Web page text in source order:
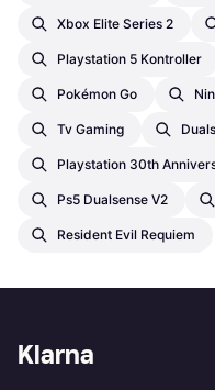
Xbox Elite Series 2
Playstation 5 Kontroller
Pokémon Go
Tv Gaming
Playstation 30th
Ps5 Dualsense V2
Resident Evil Requiem
Klarna